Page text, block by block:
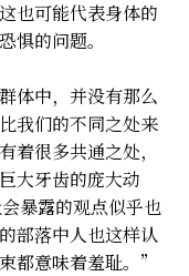
也可能代表身体的
惧的问题。
体中，并没有那么
我们的不同之处来
很多共通之处，
大牙齿的庞大动
暴露的观点似乎也
部落中人也这样认
都意味着羞耻。”